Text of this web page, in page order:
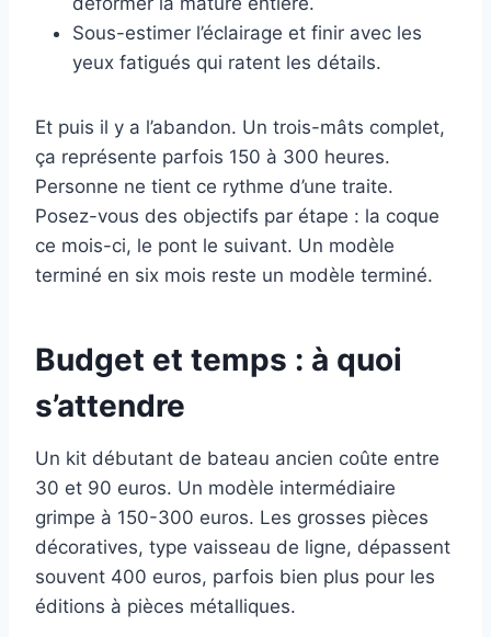
Sous-estimer l’éclairage et finir avec les
yeux fatigués qui ratent les détails.
Et puis il y a l’abandon. Un trois-mâts complet,
ça représente parfois 150 à 300 heures.
Personne ne tient ce rythme d’une traite.
Posez-vous des objectifs par étape : la coque
ce mois-ci, le pont le suivant. Un modèle
terminé en six mois reste un modèle terminé.
Budget et temps : à quoi
s’attendre
Un kit débutant de bateau ancien coûte entre
30 et 90 euros. Un modèle intermédiaire
grimpe à 150-300 euros. Les grosses pièces
décoratives, type vaisseau de ligne, dépassent
souvent 400 euros, parfois bien plus pour les
éditions à pièces métalliques.